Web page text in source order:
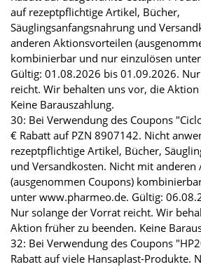
auf rezeptpflichtige Artikel, Bücher,
Säuglingsanfangsnahrung und
anderen Aktionsvorteilen
kombinierbar und nur einzulösen
Gültig: 01.08.2026 bis 01.09.2026.
reicht. Wir behalten uns vor, die
Keine Barauszahlung.
30: Bei Verwendung des Coupons
€ Rabatt auf PZN 8907142. Nicht
rezeptpflichtige Artikel, Bücher,
und Versandkosten. Nicht mit
(ausgenommen Coupons)
unter www.pharmeo.de. Gültig:
Nur solange der Vorrat reicht. Wir
Aktion früher zu beenden. Keine
32: Bei Verwendung des Coupons
Rabatt auf viele Hansaplast-Produkte.